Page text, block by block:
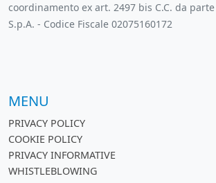
coordinamento ex art. 2497 bis C.C. da
S.p.A. - Codice Fiscale 02075160172
MENU
PRIVACY POLICY
COOKIE POLICY
PRIVACY INFORMATIVE
WHISTLEBLOWING